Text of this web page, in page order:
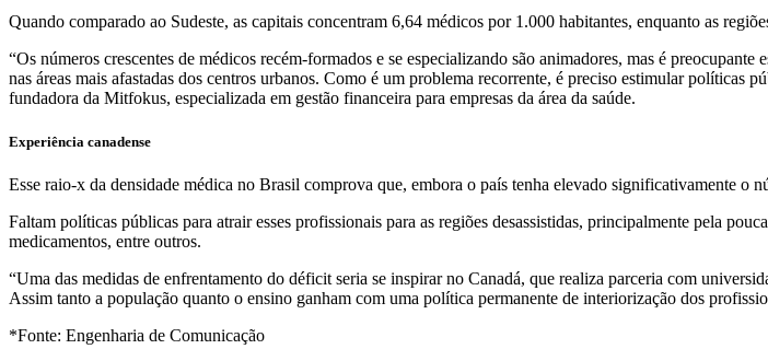
Quando comparado ao Sudeste, as capitais concentram 6,64 médicos por 1.000 habitantes, enquanto as
“Os números crescentes de médicos recém-formados e se especializando são animadores, mas é
nas áreas mais afastadas dos centros urbanos. Como é um problema recorrente, é preciso estimular
fundadora da Mitfokus, especializada em gestão financeira para empresas da área da saúde.
Experiência canadense
Esse raio-x da densidade médica no Brasil comprova que, embora o país tenha elevado significativamente o
Faltam políticas públicas para atrair esses profissionais para as regiões desassistidas, principalmente pela
medicamentos, entre outros.
“Uma das medidas de enfrentamento do déficit seria se inspirar no Canadá, que realiza parceria com
Assim tanto a população quanto o ensino ganham com uma política permanente de interiorização dos
*Fonte: Engenharia de Comunicação